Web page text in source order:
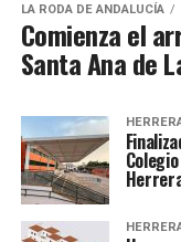
LA RODA DE ANDALUCÍA
Comienza el
Santa Ana de